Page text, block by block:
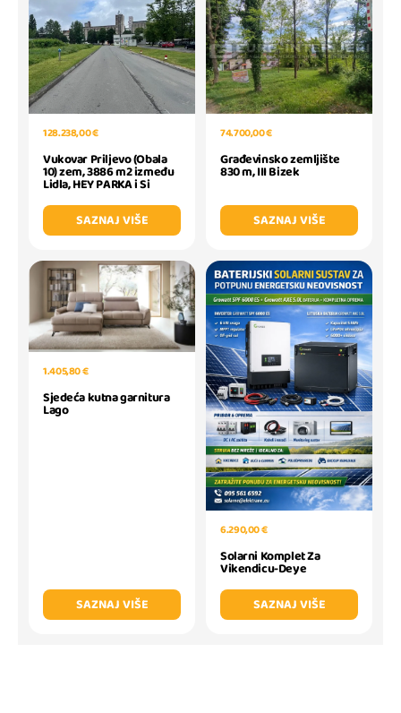
128.238,00 €
Vukovar Priljevo (Obala
10) zem, 3886 m2 između
Lidla, HEY PARKA i Si
SAZNAJ VIŠE
74.700,00 €
Građevinsko zemljište
830 m, III Bizek
SAZNAJ VIŠE
1.405,80 €
Sjedeća kutna garnitura
Lago
SAZNAJ VIŠE
6.290,00 €
Solarni Komplet Za
Vikendicu-Deye
SAZNAJ VIŠE